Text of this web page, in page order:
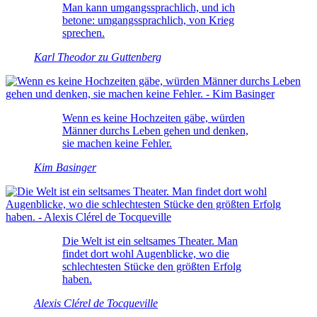
Man kann umgangssprachlich, und ich
betone: umgangssprachlich, von Krieg
sprechen.
Karl Theodor zu Guttenberg
Wenn es keine Hochzeiten gäbe, würden
Männer durchs Leben gehen und denken,
sie machen keine Fehler.
Kim Basinger
Die Welt ist ein seltsames Theater. Man
findet dort wohl Augenblicke, wo die
schlechtesten Stücke den größten Erfolg
haben.
Alexis Clérel de Tocqueville